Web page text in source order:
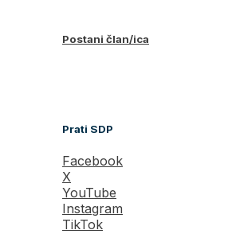
Postani član/ica
Prati SDP
Facebook
X
YouTube
Instagram
TikTok